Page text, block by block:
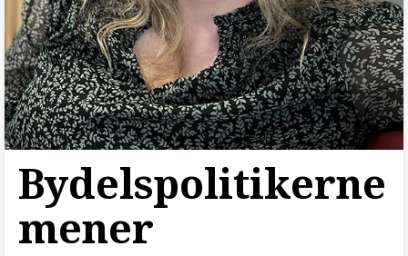
Bydelspolitikerne
mener